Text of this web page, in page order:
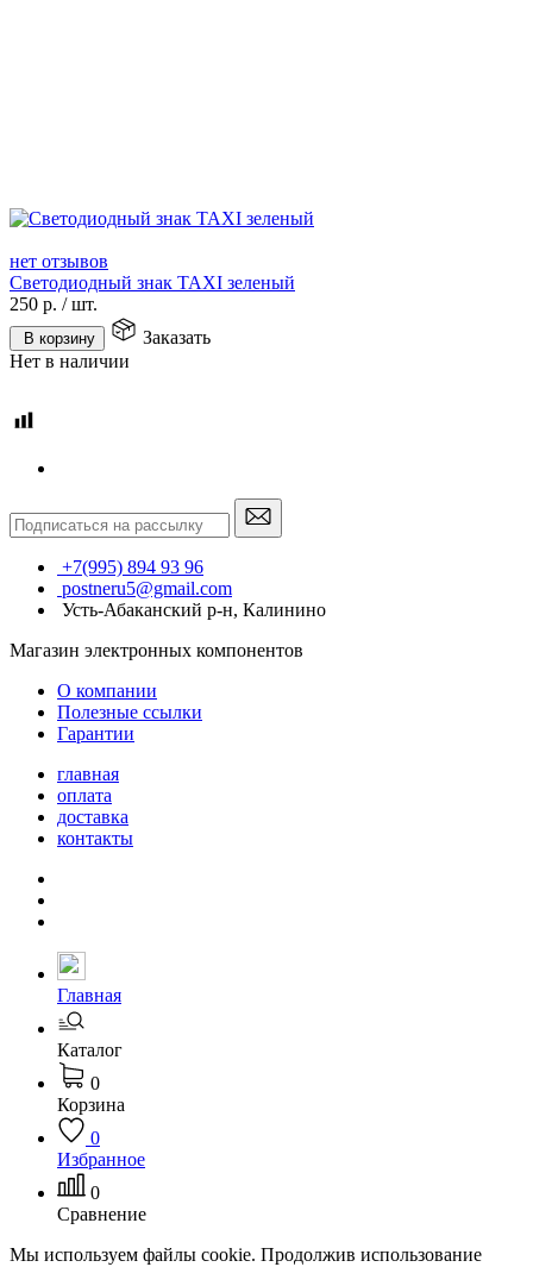
нет отзывов
Светодиодный знак TAXI зеленый
250 р. /шт.
В корзину
Заказать
Нет в наличии
+7(995) 894 93 96
postneru5@gmail.com
Усть-Абаканский р-н, Калинино
Магазин электронных компонентов
О компании
Полезные ссылки
Гарантии
главная
оплата
доставка
контакты
Главная
Каталог
0
Корзина
0
Избранное
0
Сравнение
Мы используем файлы cookie. Продолжив использование